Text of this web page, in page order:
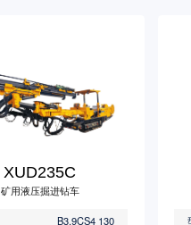
XUD235C
矿用液压掘进钻车
B3.9CS4 130